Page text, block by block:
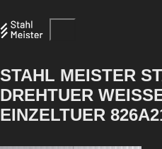
STAHL MEISTER
DREHTUER
EINZELTUER